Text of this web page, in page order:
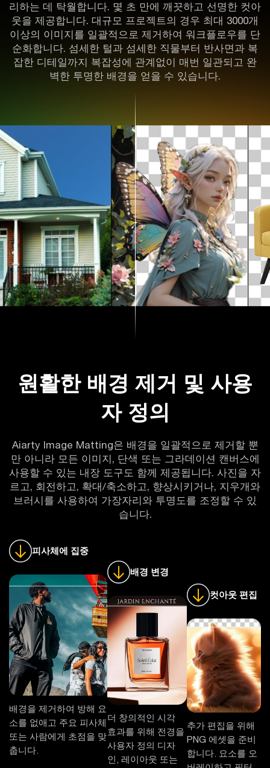
리하는 데 탁월합니다. 몇 초 만에 깨끗하고 선명한 컷아
웃을 제공합니다. 대규모 프로젝트의 경우 최대 3000개
이상의 이미지를 일괄적으로 제거하여 워크플로우를 단
순화합니다. 섬세한 털과 섬세한 직물부터 반사면과 복
잡한 디테일까지 복잡성에 관계없이 매번 일관되고 완
벽한 투명한 배경을 얻을 수 있습니다.
원활한 배경 제거 및 사용
자 정의
Aiarty Image Matting은 배경을 일괄적으로 제거할 뿐
만 아니라 모든 이미지, 단색 또는 그라데이션 캔버스에
사용할 수 있는 내장 도구도 함께 제공됩니다. 사진을 자
르고, 회전하고, 확대/축소하고, 향상시키거나, 지우개와
브러시를 사용하여 가장자리와 투명도를 조정할 수 있
습니다.
피사체에 집중
배경을 제거하여 방해 요
소를 없애고 주요 피사체
또는 사람에게 초점을 맞
춥니다.
배경 변경
더 창의적인 시각
효과를 위해 전경을
사용자 정의 디자
인, 레이아웃 또는
컷아웃 편집
추가 편집을 위해
PNG 에셋을 준비
합니다. 요소를 오